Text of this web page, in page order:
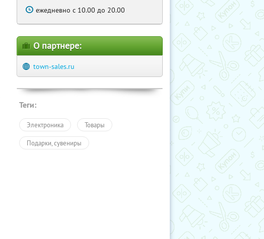
ежедневно с 10.00 до 20.00
О партнере:
town-sales.ru
Теги:
Электроника Товары
Подарки, сувениры